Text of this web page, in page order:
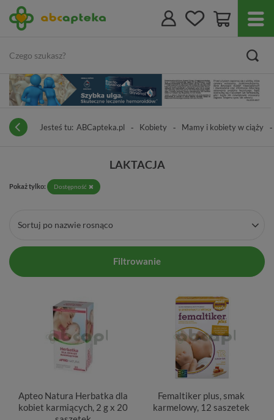
Jesteś tu: ABCapteka.pl Kobiety Mamy i kobiety w ciąży
LAKTACJA
Pokaż tylko: Dostępność
Sortuj po nazwie rosnąco
Filtrowanie
Apteo Natura Herbatka dla
kobiet karmiących, 2 g x 20
Femaltiker plus, smak
karmelowy, 12 saszetek